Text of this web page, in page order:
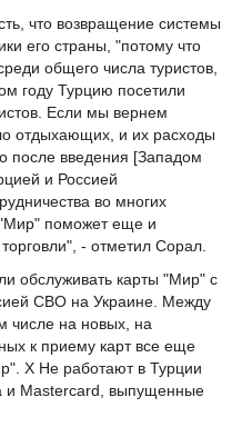
что возвращение системы
его страны, "потому что
общего числа туристов,
году Турцию посетили
Если мы вернем
отдыхающих, и их расходы
после введения [Западом
и Россией
во многих
"Мир" поможет еще и
- отметил Сорал.
обслуживать карты "Мир" с
СВО на Украине. Между
числе на новых, на
к приему карт все еще
Х Не работают в Турции
и Mastercard, выпущенные